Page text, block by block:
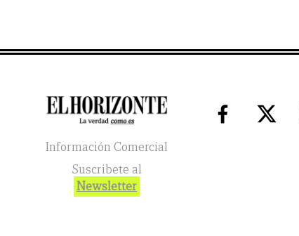
Información Comercial
Suscribete al
Newsletter